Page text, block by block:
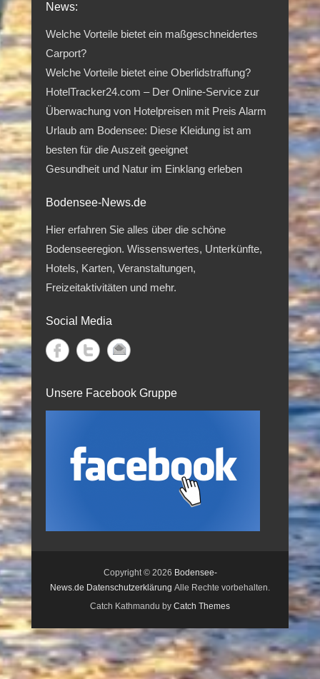
News:
Welche Vorteile bietet ein maßgeschneidertes
Carport?
Welche Vorteile bietet eine Oberlidstraffung?
HotelTracker24.com – Der Online-Service zur
Überwachung von Hotelpreisen mit Preis Alarm
Urlaub am Bodensee: Diese Kleidung ist am
besten für die Auszeit geeignet
Gesundheit und Natur im Einklang erleben
Bodensee-News.de
Hier erfahren Sie alles über die schöne
Bodenseeregion. Wissenswertes, Unterkünfte,
Hotels, Karten, Veranstaltungen,
Freizeitaktivitäten und mehr.
Social Media
Unsere Facebook Gruppe
Copyright © 2026 Bodensee-
News.de Datenschutzerklärung Alle Rechte vorbehalten.
Catch Kathmandu by Catch Themes